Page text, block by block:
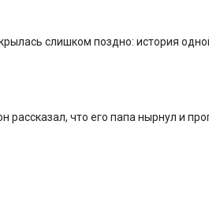
слишком поздно: история
что его папа нырнул и